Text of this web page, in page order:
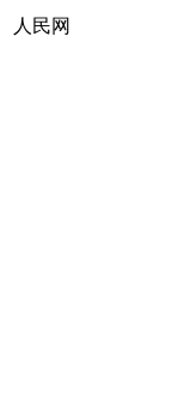
人民网